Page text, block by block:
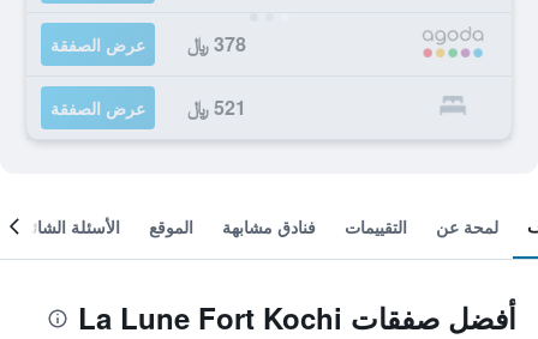
378 ﷼ عرض الصفقة
521 ﷼ عرض الصفقة
لمحة عن التقييمات فنادق مشابهة الموقع الأسئلة الشائعة
أفضل صفقات La Lune Fort Kochi